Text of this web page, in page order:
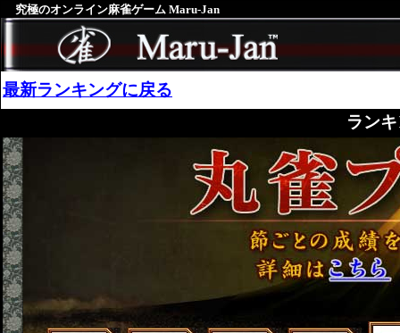
究極のオンライン麻雀ゲーム Maru-Jan
最新ランキングに戻る
ラン